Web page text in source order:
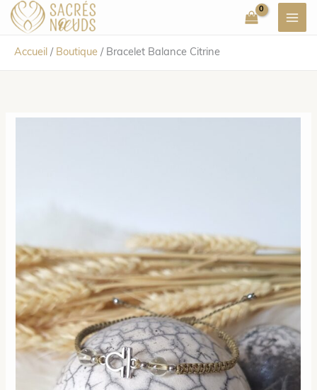
Aller
contenu
Accueil / Boutique / Bracelet Balance Citrine